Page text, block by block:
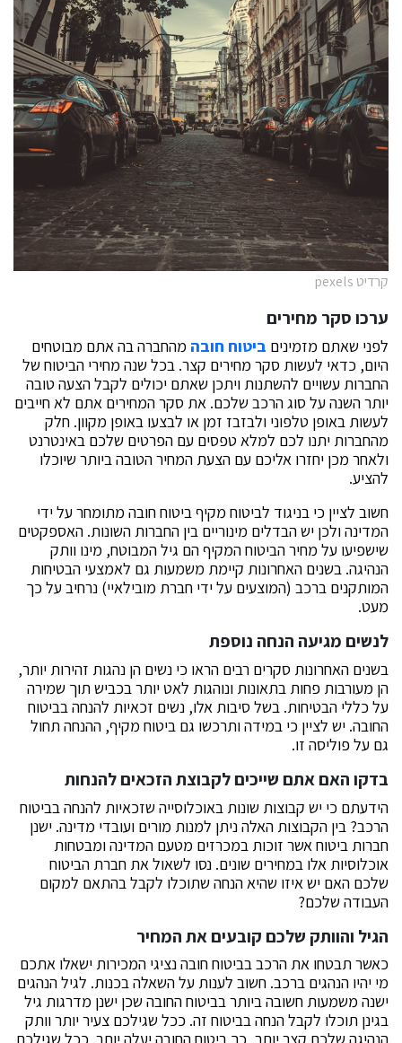
קרדיט pexels
ערכו סקר מחירים
לפני שאתם מזמינים ביטוח חובהמהחברה בה אתם מבוטחים
היום, כדאי לעשות סקר מחירים קצר. בכל שנה מחירי הביטוח של
החברות עשויים להשתנות ויתכן שאתם יכולים לקבל הצעה טובה
יותר השנה על סוג הרכב שלכם. את סקר המחירים אתם לא חייבים
לעשות באופן טלפוני ולבזבז זמן או לבצעו באופן מקוון. חלק
מהחברות יתנו לכם למלא טפסים עם הפרטים שלכם באינטרנט
ולאחר מכן יחזרו אליכם עם הצעת המחיר הטובה ביותר שיוכלו
להציע.
חשוב לציין כי בניגוד לביטוח מקיף ביטוח חובה מתומחר על ידי
המדינה ולכן יש הבדלים מינוריים בין החברות השונות. האספקטים
שישפיעו על מחיר הביטוח המקיף הם גיל המבוטח, מינו וותק
הנהיגה. בשנים האחרונות קיימת משמעות גם לאמצעי הבטיחות
המותקנים ברכב (המוצעים על ידי חברת מובילאיי) נרחיב על כך
מעט.
לנשים מגיעה הנחה נוספת
בשנים האחרונות סקרים רבים הראו כי נשים הן נהגות זהירות יותר,
הן מעורבות פחות בתאונות ונוהגות לאט יותר בכביש תוך שמירה
על כללי הבטיחות. בשל סיבות אלו, נשים זכאיות להנחה בביטוח
החובה. יש לציין כי במידה ותרכשו גם ביטוח מקיף, ההנחה תחול
גם על פוליסה זו.
בדקו האם אתם שייכים לקבוצת הזכאים להנחות
הידעתם כי יש קבוצות שונות באוכלוסייה שזכאיות להנחה בביטוח
הרכב? בין הקבוצות האלה ניתן למנות מורים ועובדי מדינה. ישנן
חברות ביטוח אשר זוכות במכרזים מטעם המדינה ומבטחות
אוכלוסיות אלו במחירים שונים. נסו לשאול את חברת הביטוח
שלכם האם יש איזו שהיא הנחה שתוכלו לקבל בהתאם למקום
העבודה שלכם?
הגיל והוותק שלכם קובעים את המחיר
כאשר תבטחו את הרכב בביטוח חובה נציגי המכירות ישאלו אתכם
מי יהיו הנהגים ברכב. חשוב לענות על השאלה בכנות. לגיל הנהגים
ישנה משמעות חשובה ביותר בביטוח החובה שכן ישנן מדרגות גיל
בגינן תוכלו לקבל הנחה בביטוח זה. ככל שגילכם צעיר יותר וותק